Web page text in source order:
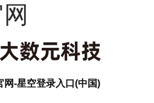
网-星空登录入口(中国)